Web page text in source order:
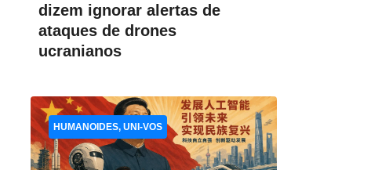
dizem ignorar alertas de
ataques de drones
ucranianos
HUMANOIDES, UNI-VOS